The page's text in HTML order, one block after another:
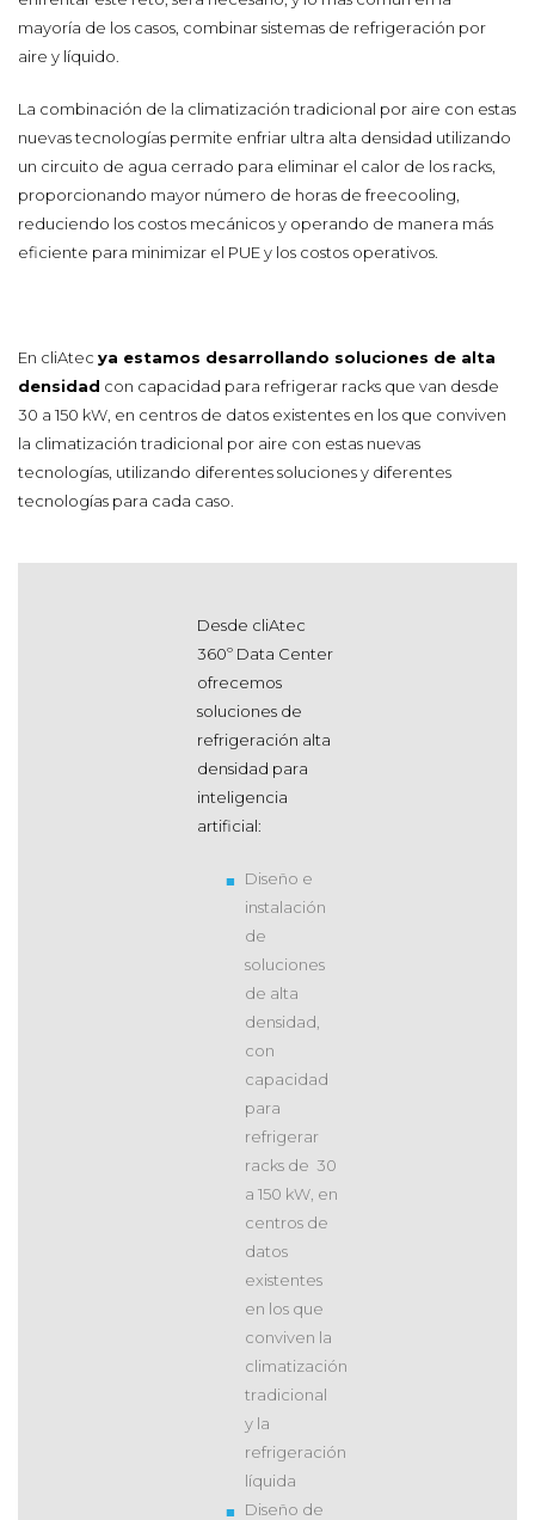
mayoría de los casos, combinar sistemas de refrigeración por
aire y líquido.
La combinación de la climatización tradicional por aire con estas
nuevas tecnologías permite enfriar ultra alta densidad utilizando
un circuito de agua cerrado para eliminar el calor de los racks,
proporcionando mayor número de horas de freecooling,
reduciendo los costos mecánicos y operando de manera más
eficiente para minimizar el PUE y los costos operativos.
En cliAtec ya estamos desarrollando soluciones de alta
densidad con capacidad para refrigerar racks que van desde
30 a 150 kW, en centros de datos existentes en los que conviven
la climatización tradicional por aire con estas nuevas
tecnologías, utilizando diferentes soluciones y diferentes
tecnologías para cada caso.
Desde cliAtec
360º Data Center
ofrecemos
soluciones de
refrigeración alta
densidad para
inteligencia
artificial:
Diseño e
instalación
de
soluciones
de alta
densidad,
con
capacidad
para
refrigerar
racks de 30
a 150 kW, en
centros de
datos
existentes
en los que
conviven la
climatización
tradicional
y la
refrigeración
líquida
Diseño de